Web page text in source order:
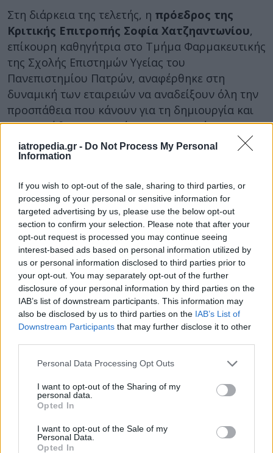
iatropedia.gr - Do Not Process My Personal
Information
If you wish to opt-out of the sale, sharing to third parties, or
processing of your personal or sensitive information for
targeted advertising by us, please use the below opt-out
section to confirm your selection. Please note that after your
opt-out request is processed you may continue seeing
interest-based ads based on personal information utilized by
us or personal information disclosed to third parties prior to
your opt-out. You may separately opt-out of the further
disclosure of your personal information by third parties on the
IAB’s list of downstream participants. This information may
also be disclosed by us to third parties on the IAB’s List of
Downstream Participants that may further disclose it to other
Personal Data Processing Opt Outs
I want to opt-out of the Sharing of my
personal data.
Opted In
I want to opt-out of the Sale of my
Personal Data.
Opted In
Στη διάρκεια της τελετής, η πρόεδρος της
Κριτικής Επιτροπής Σοφία Χατζηαντωνίου,
επίκουρη καθηγήτρια στο Τμήμα Φαρμακευτικής
της Σχολής Επιστημών Υγείας του
Πανεπιστημίου Πατρών, αναφέρθηκε στη
δυναμική των εταιρειών να αναδείξουν όλη την
προσπάθεια που κάνουν για τη δημιουργία και
την προώθηση καινοτόμων και πρωτότυπων
προϊόντων.
αναπτύσσει καινοτόμα και πρωτότυπα σκευάσματα
είπε. «Η βράβευση αποτελεί ένα μη οικονομικό, αλλά
ηθικό μέτρο, για την επιβράβευση αυτής της
προσπάθειας. Επιπλέον, αποτελεί και ένα εργαλείο
που μπορεί να χρησιμοποιήσει η εταιρεία για να
αναδείξει τα πολύ καλά προϊόντα της ακόμη
περισσότερο στο ευρύ κοινό».
Από την πλευρά του, ο κ.Σπύρος Κίντζιος
Διευθυντής Εταιρικής Ανάπτυξης του ΟΦΕΤ
δήλωσε: «Σε μια χρονιά γεμάτη προκλήσεις, όπως η
φετινή, οι επτά διακρίσεις και για τις δύο εταιρείες
του Ομίλου Φαρμακευτικών Επιχειρήσεων Τσέτη
συγκινούν και μας εμπνέουν για να συνεχίσουμε
απρόσκοπτα στην πορεία καινοτομίας και
επενδύσεων, που έχει χαράξει ο Όμιλος από τη
γένεση του, με στόχο την επίτευξη ισορροπημένων